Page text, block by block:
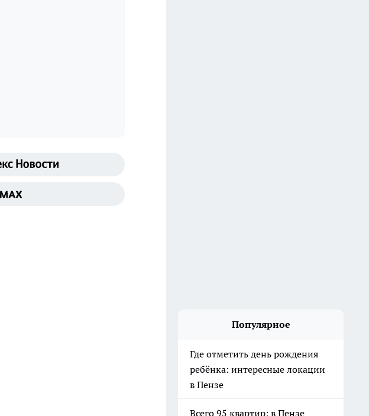
Популярное
Где отметить день рождения
ребёнка: интересные локации
в Пензе
Всего 95 квартир: в Пензе